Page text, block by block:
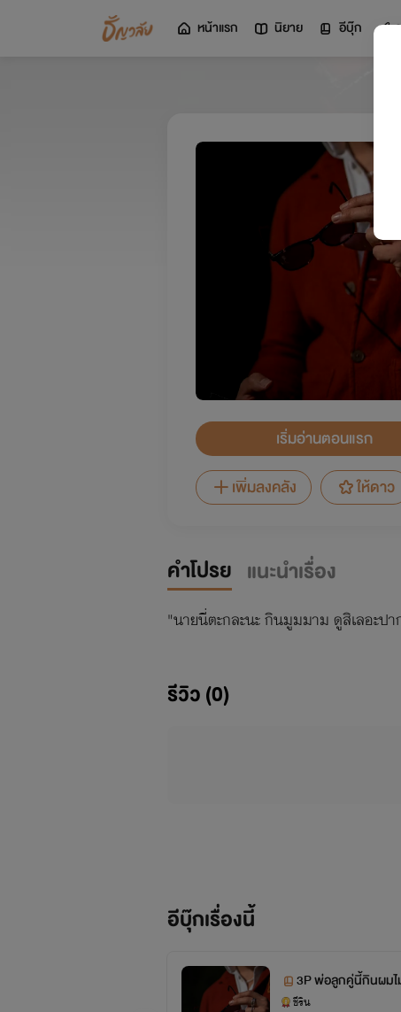
หน้าแรก นิยาย อีบุ๊ก
เริ่มอ่านตอนแรก
เพิ่มลงคลัง
ให้ดาว
คำโปรย แนะนำเรื่อง
"นายนี่ตะกละนะ กินมูมมาม ดูสิเลอะป
รีวิว (0)
อีบุ๊กเรื่องนี้
3P พ่อลูกคู่นี้กินผมไ
ชีริน